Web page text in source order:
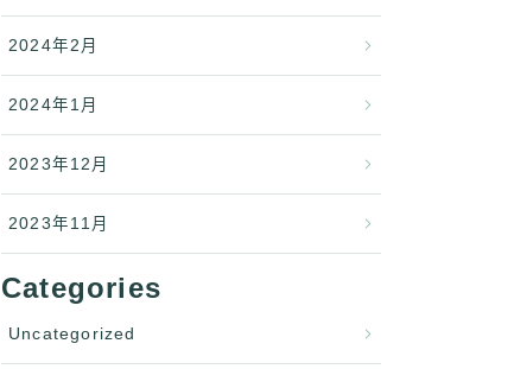
2024年2月
2024年1月
2023年12月
2023年11月
Categories
Uncategorized